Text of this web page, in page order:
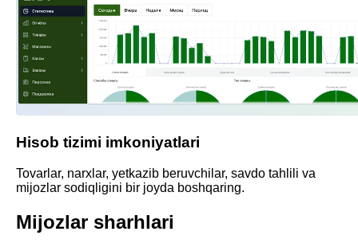
Hisob tizimi imkoniyatlari
Tovarlar, narxlar, yetkazib beruvchilar, savdo tahlili va
mijozlar sodiqligini bir joyda boshqaring.
Mijozlar sharhlari